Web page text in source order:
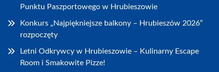
Punktu Paszportowego w Hrubieszowie
Konkurs „Najpiękniejsze balkony – Hrubieszów 2026”
rozpoczęty
Letni Odkrywcy w Hrubieszowie – Kulinarny Escape
Room i Smakowite Pizze!